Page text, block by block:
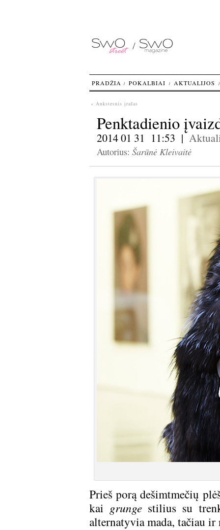
« Ankstesnis įrašas
Penktadienio
2014 01 31 11:53 |
Autorius: Šarūnė Kleivaitė
Prieš porą dešimtmečių
kai grungestilius su
alternatyvia mada, tačiau
PRADŽIA POKALBIAI AKTUALIJOS